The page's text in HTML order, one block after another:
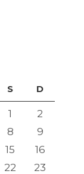
S D
1
2
8
9
15
16
22
23